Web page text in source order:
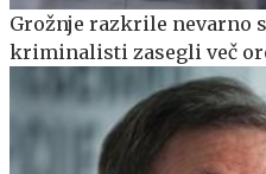
Grožnje razkrile nevarno
kriminalisti zasegli več